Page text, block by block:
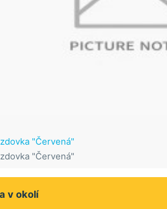
"Červená"
"Červená"
v okolí